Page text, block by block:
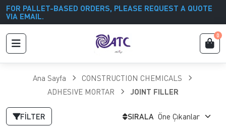
FOR PALLET-BASED ORDERS, PLEASE REQUEST A QUOTE
VIA EMAIL.
0
Ana Sayfa
CONSTRUCTION CHEMICALS
ADHESIVE MORTAR
JOINT FILLER
FILTER SIRALA